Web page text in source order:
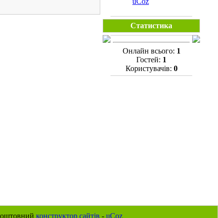
Статистика
Онлайн всього: 1
Гостей: 1
Користувачів: 0
конструктор сайтів - uCoz